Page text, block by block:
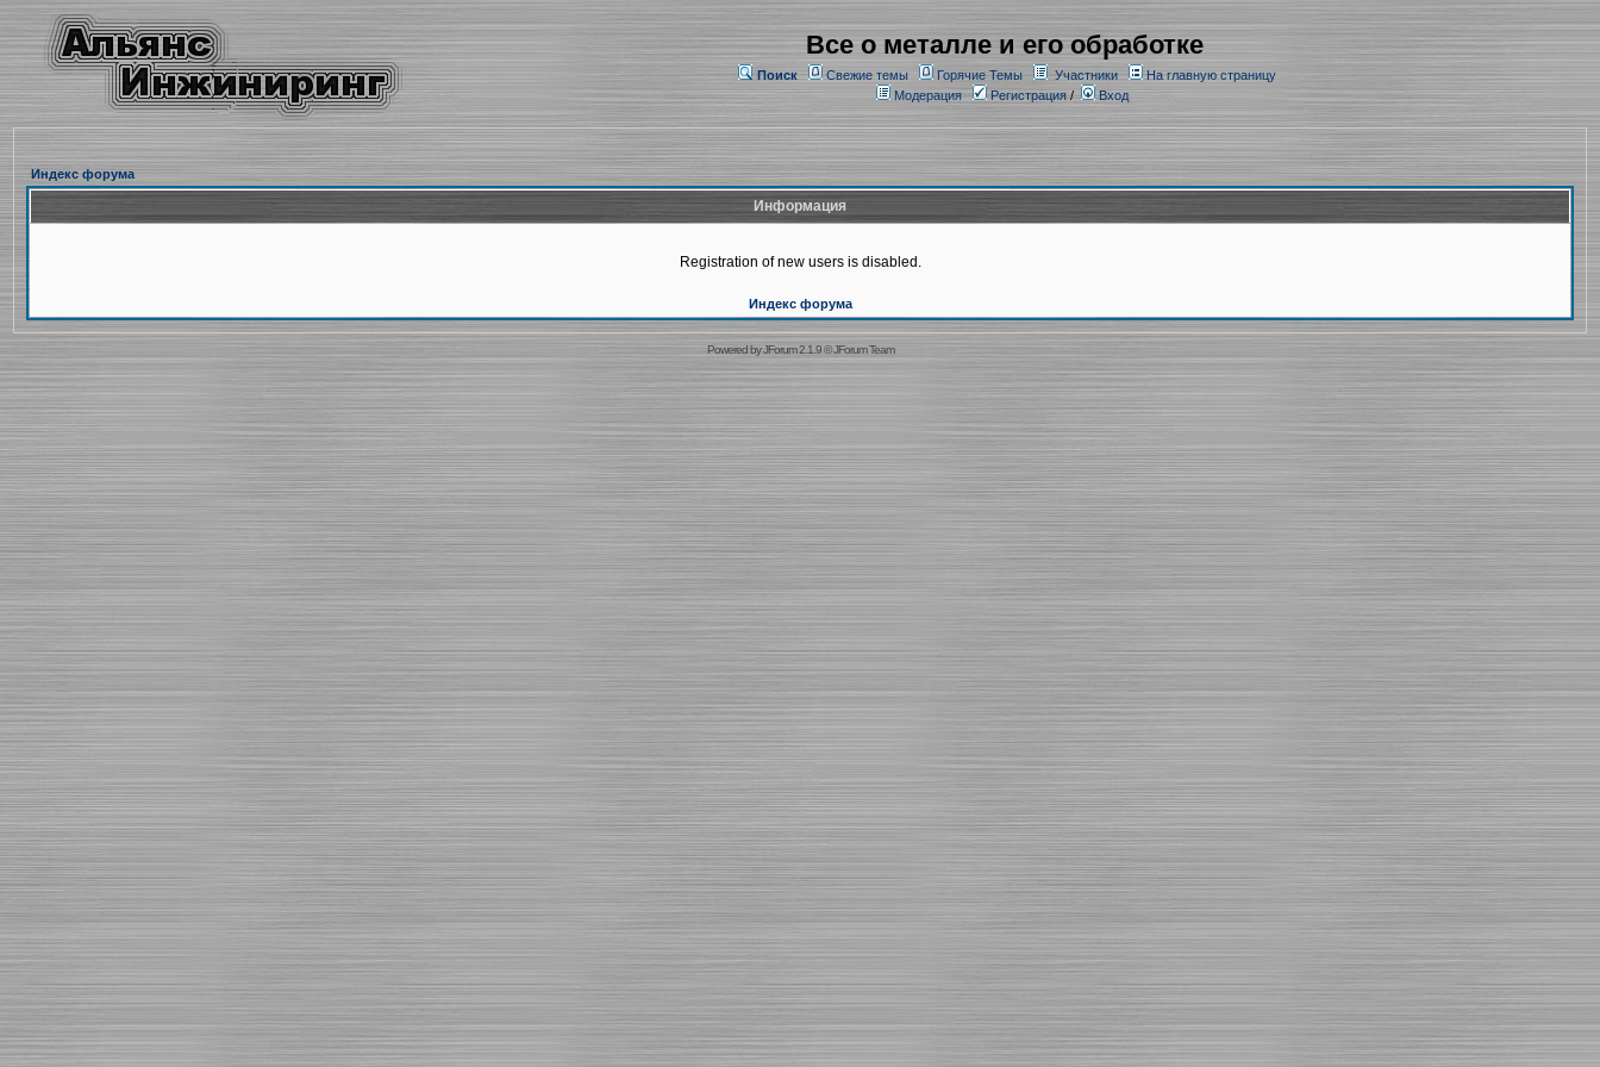
Все о металле и его обработке
Поиск Свежие темы Горячие Темы Участники
На главную страницу
Модерация
Регистрация/ Вход
Индекс форума
Информация
Registration of new users is disabled.
Индекс форума
Powered byJForum 2.1.9©JForum Team